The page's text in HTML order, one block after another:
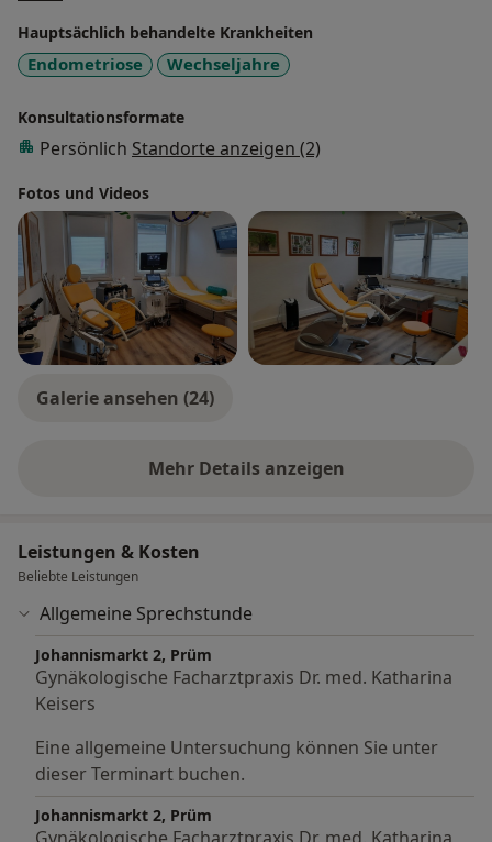
Verlauf notwendig sind.
Hauptsächlich behandelte Krankheiten
Endometriose Wechseljahre
Konsultationsformate
Persönlich Standorte anzeigen (2)
Fotos und Videos
Galerie ansehen (24)
Mehr Details anzeigen
über Erfahrungen
Leistungen & Kosten
Beliebte Leistungen
Allgemeine Sprechstunde
Johannismarkt 2, Prüm
Gynäkologische Facharztpraxis Dr. med. Katharina
Keisers
Eine allgemeine Untersuchung können Sie unter
dieser Terminart buchen.
Johannismarkt 2, Prüm